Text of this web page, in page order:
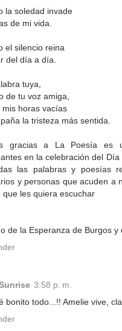
la soledad invade
de mi vida.
el silencio reina
del día a día.
tuya,
de tu voz amiga,
mis horas vacías
la tristeza más sentida.
gracias a La Poesía es
en la celebración del
las palabras y poesías
y personas que acuden a
que les quiera escuchar
de la Esperanza de Burgos y
3:58 p. m.
bonito todo...!! Amelie vive,